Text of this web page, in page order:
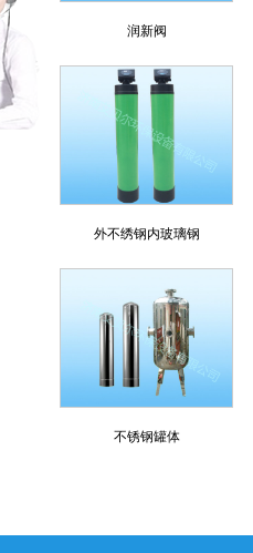
润新阀
外不绣钢内玻璃钢
不锈钢罐体